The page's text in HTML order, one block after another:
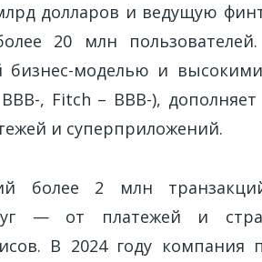
долларов и ведущую
20 млн
бизнес-моделью и
, Fitch – BBB-),
и суперприложений.
более 2 млн
— от платежей и
В 2024 году компания